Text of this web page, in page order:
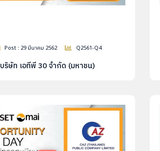
Post : 29 มีนาคม 2562 Q2561-Q4
บริษัท เอทีพี 30 จำกัด (มหาชน)